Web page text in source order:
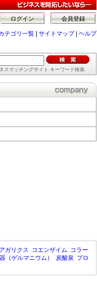
会員登録
ログイン
テゴリ一覧 サイトマップ| ヘルプ
スマッチングサイト キーワード検索
アガリクス コエンザイム コラー
（ゲルマニウム） 炭酸泉 プロ